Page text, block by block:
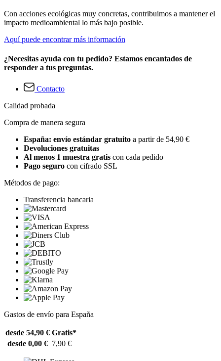
Con acciones ecológicas muy concretas, contribuimos a mantener el
impacto medioambiental lo más bajo posible.
Aquí puede encontrar más información
¿Necesitas ayuda con tu pedido? Estamos encantados de
responder a tus preguntas.
Contacto
Calidad probada
Compra de manera segura
España: envío estándar gratuito a partir de 54,90 €
Devoluciones gratuitas
Al menos 1 muestra gratis con cada pedido
Pago seguro con cifrado SSL
Métodos de pago:
Transferencia bancaria
Gastos de envío para España
desde 54,90 € Gratis*
desde 0,00 € 7,90 €